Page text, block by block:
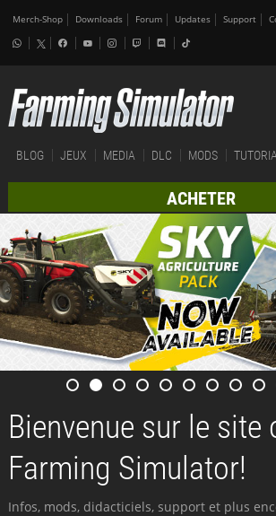
Merch-Shop Downloads Forum Updates Support
BLOG JEUX MEDIA DLC MODS
ACHETER
Bienvenue sur le site
Farming Simulator!
Infos, mods, didacticiels, support et plus